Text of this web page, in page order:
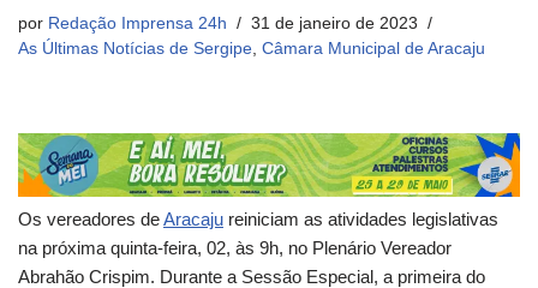
por Redação Imprensa 24h
31 de janeiro de 2023
As Últimas Notícias de Sergipe, Câmara Municipal de Aracaju
Os vereadores deAracaju reiniciam as atividades legislativas
na próxima quinta-feira, 02, às 9h, no Plenário Vereador
Abrahão Crispim. Durante a Sessão Especial, a primeira do